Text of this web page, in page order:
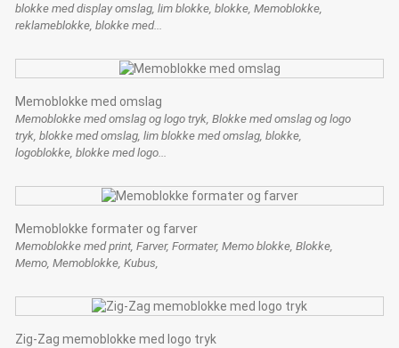
blokke med display omslag, lim blokke, blokke, Memoblokke,
reklameblokke, blokke med...
Memoblokke med omslag
Memoblokke med omslag og logo tryk, Blokke med omslag og logo
tryk, blokke med omslag, lim blokke med omslag, blokke,
logoblokke, blokke med logo...
Memoblokke formater og farver
Memoblokke med print, Farver, Formater, Memo blokke, Blokke,
Memo, Memoblokke, Kubus,
Zig-Zag memoblokke med logo tryk